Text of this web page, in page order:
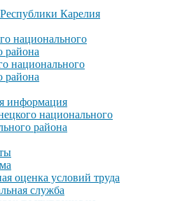
Карелия
национального
района
национального
района
информация
национального
района
оценка условий труда
служба